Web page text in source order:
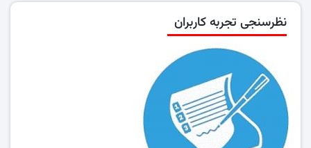
نظرسنجی تجربه کاربران